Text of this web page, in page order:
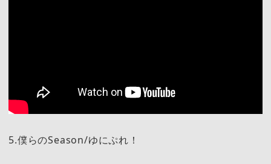
5.僕らのSeason/ゆにぷれ！